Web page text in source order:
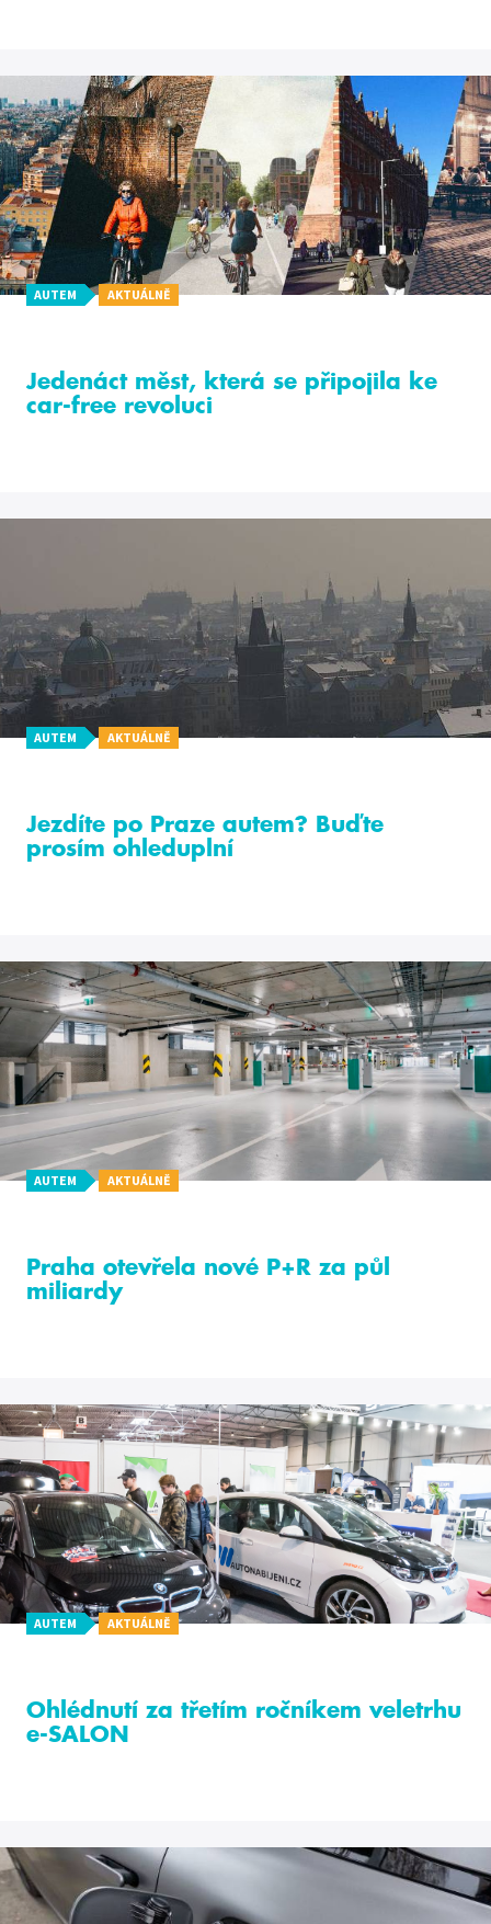
AUTEM AKTUÁLNĚ
Jedenáct měst, která se připojila ke
car-free revoluci
AUTEM AKTUÁLNĚ
Jezdíte po Praze autem? Buďte
prosím ohleduplní
AUTEM AKTUÁLNĚ
Praha otevřela nové P+R za půl
miliardy
AUTEM AKTUÁLNĚ
Ohlédnutí za třetím ročníkem veletrhu
e-SALON